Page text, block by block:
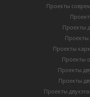
Проекты
Проекты
Проекты
Проекты
Проекты
Проекты
Проекты
Проекты